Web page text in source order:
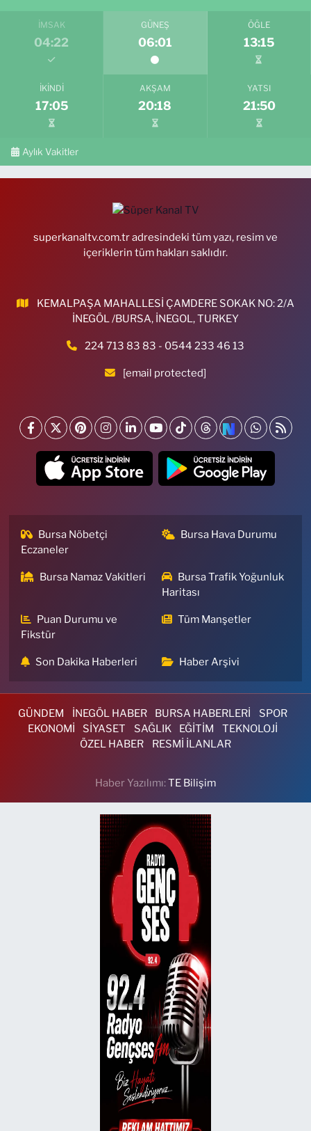
İMSAK
04:22
GÜNEŞ
06:01
ÖĞLE
13:15
İKINDI
17:05
AKŞAM
20:18
YATSI
21:50
Aylık Vakitler
superkanaltv.com.tr adresindeki tüm yazı, resim ve
içeriklerin tüm hakları saklıdır.
KEMALPAŞA MAHALLESİ ÇAMDERE SOKAK NO: 2/A
İNEGÖL /BURSA, İNEGOL, TURKEY
224 713 83 83 - 0544 233 46 13
[email protected]
Bursa Nöbetçi
Eczaneler
Bursa Hava Durumu
Bursa Namaz Vakitleri
Bursa Trafik Yoğunluk
Haritası
Puan Durumu ve
Fikstür
Tüm Manşetler
Son Dakika Haberleri Haber Arşivi
GÜNDEM İNEGÖL HABER BURSA HABERLERİ
SPOR
EKONOMİ
SİYASET SAĞLIK EĞİTİM
TEKNOLOJİ
ÖZEL HABER
RESMİ İLANLAR
Haber Yazılımı:TE Bilişim